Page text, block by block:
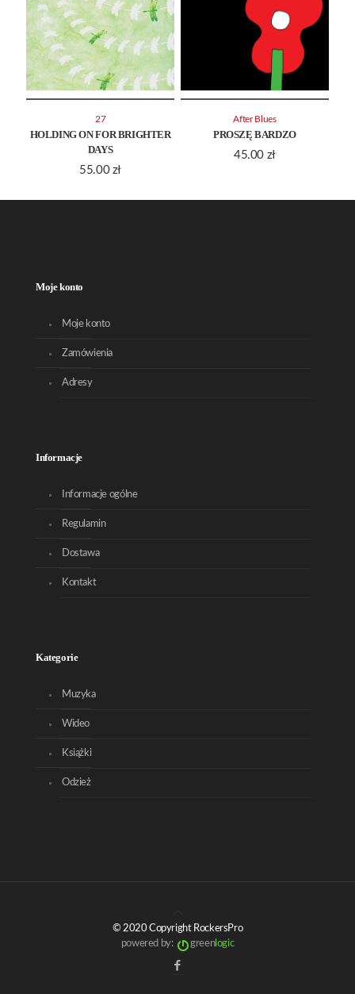
HOLDING ON FOR BRIGHTER
DAYS
55.00 zł
27
PROSZĘ BARDZO
45.00 zł
After Blues
Moje konto
Moje konto
Zamówienia
Adresy
Informacje
Informacje ogólne
Regulamin
Dostawa
Kontakt
Kategorie
Muzyka
Wideo
Książki
Odzież
© 2020 Copyright RockersPro
powered by:
greenlogic